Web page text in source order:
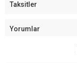
Taksitler
Yorumlar